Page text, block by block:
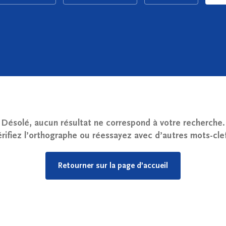
Désolé, aucun résultat ne correspond à votre recherche.
l’orthographe ou réessayez avec d’autres mots-
Retourner sur la page d’accueil